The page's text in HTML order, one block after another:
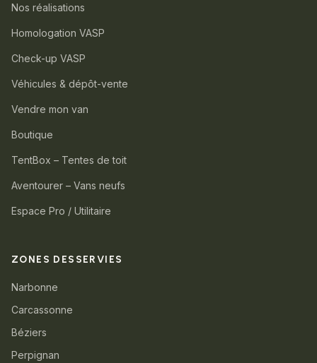
Nos réalisations
Homologation VASP
Check-up VASP
Véhicules & dépôt-vente
Vendre mon van
Boutique
TentBox – Tentes de toit
Aventourer – Vans neufs
Espace Pro / Utilitaire
ZONES DESSERVIES
Narbonne
Carcassonne
Béziers
Perpignan